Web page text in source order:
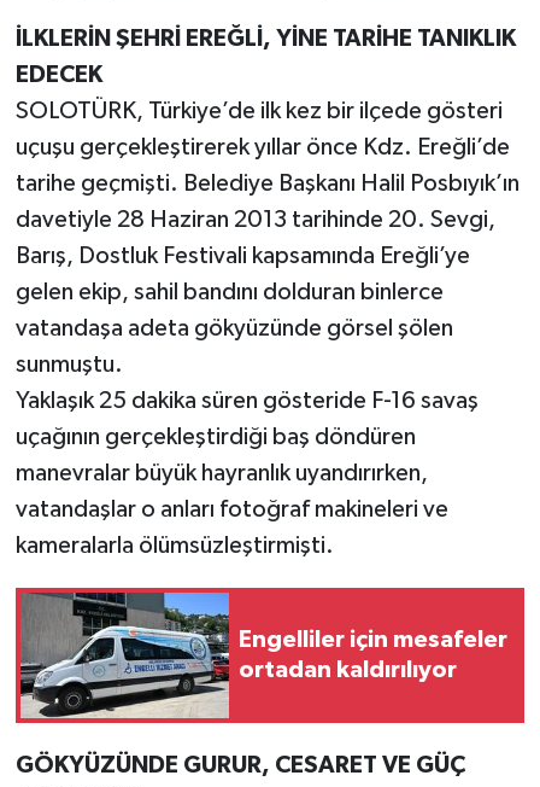
İLKLERİN ŞEHRİ EREĞLİ, YİNE TARİHE TANIKLIK
EDECEK
SOLOTÜRK, Türkiye’de ilk kez bir ilçede gösteri
uçuşu gerçekleştirerek yıllar önce Kdz. Ereğli’de
tarihe geçmişti. Belediye Başkanı Halil Posbıyık’ın
davetiyle 28 Haziran 2013 tarihinde 20. Sevgi,
Barış, Dostluk Festivali kapsamında Ereğli’ye
gelen ekip, sahil bandını dolduran binlerce
vatandaşa adeta gökyüzünde görsel şölen
sunmuştu.
Yaklaşık 25 dakika süren gösteride F-16 savaş
uçağının gerçekleştirdiği baş döndüren
manevralar büyük hayranlık uyandırırken,
vatandaşlar o anları fotoğraf makineleri ve
kameralarla ölümsüzleştirmişti.
Engelliler için mesafeler
ortadan kaldırılıyor
GÖKYÜZÜNDE GURUR, CESARET VE GÜÇ
Tüm Haberler